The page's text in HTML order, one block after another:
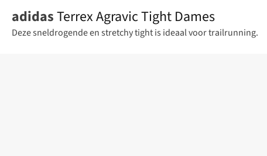
adidasTerrex Agravic Tight Dames
Deze sneldrogende en stretchy tight is ideaal voor trailrunning.